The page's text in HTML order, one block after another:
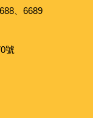
、6689
號